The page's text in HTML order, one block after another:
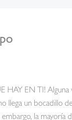
HAY EN TI!
llega un bocadillo
la mayoría